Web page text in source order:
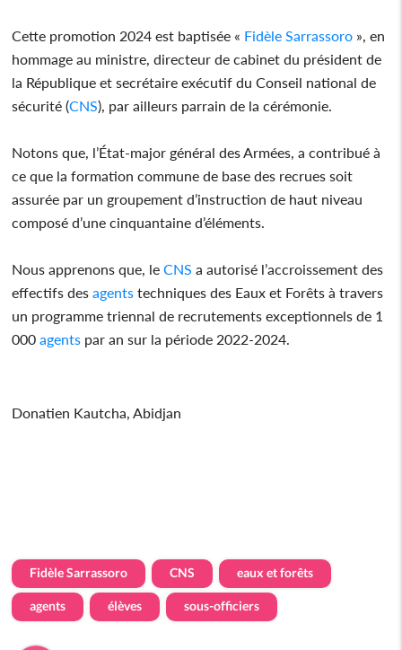
Cette promotion 2024 est baptisée « Fidèle Sarrassoro », en
hommage au ministre, directeur de cabinet du président de
la République et secrétaire exécutif du Conseil national de
sécurité (CNS), par ailleurs parrain de la cérémonie.
Notons que, l’État-major général des Armées, a contribué à
ce que la formation commune de base des recrues soit
assurée par un groupement d’instruction de haut niveau
composé d’une cinquantaine d’éléments.
Nous apprenons que, leCNS a autorisé l’accroissement des
effectifs desagents techniques des Eaux et Forêts à travers
un programme triennal de recrutements exceptionnels de 1
000agents par an sur la période 2022-2024.
Donatien Kautcha, Abidjan
Fidèle Sarrassoro CNS eaux et forêts
agents élèves sous-officiers